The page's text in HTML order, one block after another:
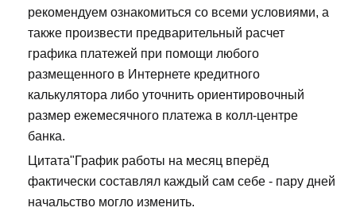
рекомендуем ознакомиться со всеми условиями, а
также произвести предварительный расчет
графика платежей при помощи любого
размещенного в Интернете кредитного
калькулятора либо уточнить ориентировочный
размер ежемесячного платежа в колл-центре
банка.
Цитата"График работы на месяц вперёд
фактически составлял каждый сам себе - пару дней
начальство могло изменить.